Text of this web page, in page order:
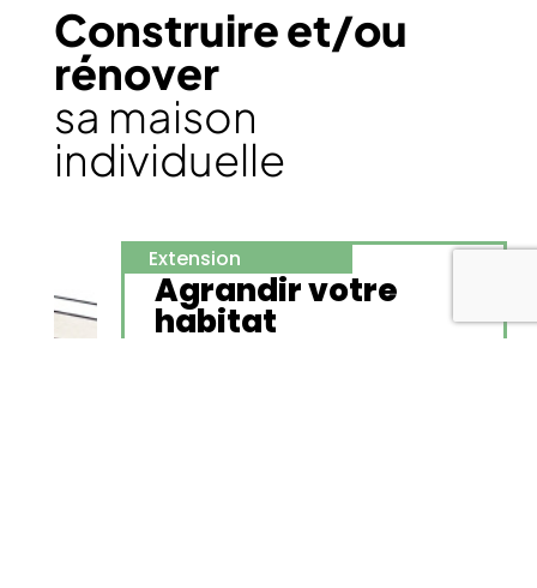
Construire et/ou
rénover
sa maison
individuelle
Extension
Agrandir votre
habitat